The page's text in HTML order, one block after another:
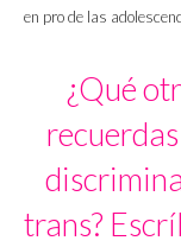
en pro de las
¿Qué
trans?